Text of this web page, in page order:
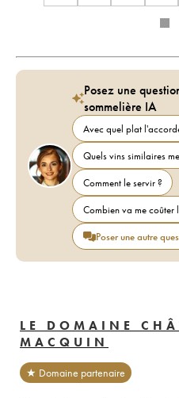
Posez une
sommelière IA
Avec quel plat
Quels vins similaires
Comment le servir ?
Combien va me coûter
Poser une autre
LE DOMAINE
MACQUIN
★ Domaine partenaire